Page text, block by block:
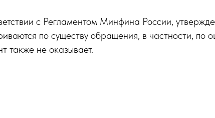
с Регламентом Минфина России,
по существу обращения, в частности, по
также не оказывает.